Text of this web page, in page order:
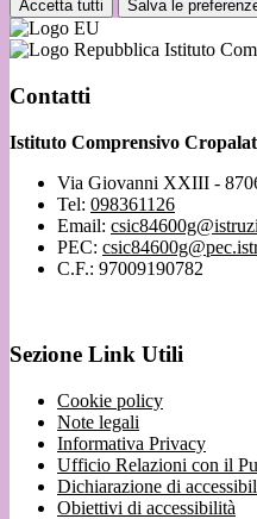
Accetta tutti Salva le
Istituto
Contatti
Istituto Comprensivo
Via Giovanni XXIII -
Tel: 098361126
Email:
PEC:
C.F.: 97009190782
Sezione Link Utili
Cookie policy
Note legali
Informativa Privacy
Ufficio Relazioni con il
Dichiarazione di
Obiettivi di accessibilità